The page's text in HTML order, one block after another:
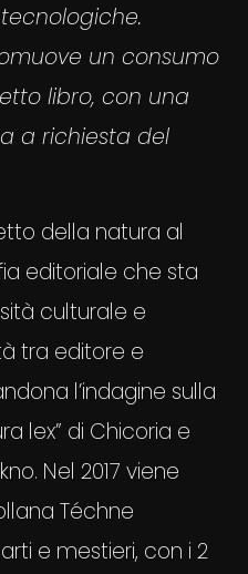
un consumo
libro, con una
a richiesta del
della natura al
editoriale che sta
culturale e
tra editore e
l’indagine sulla
lex” di Chicoria e
Nel 2017 viene
Téchne
e mestieri, con i 2